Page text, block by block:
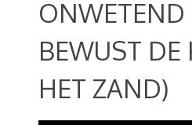
ONWETEND
BEWUST DE
HET ZAND)